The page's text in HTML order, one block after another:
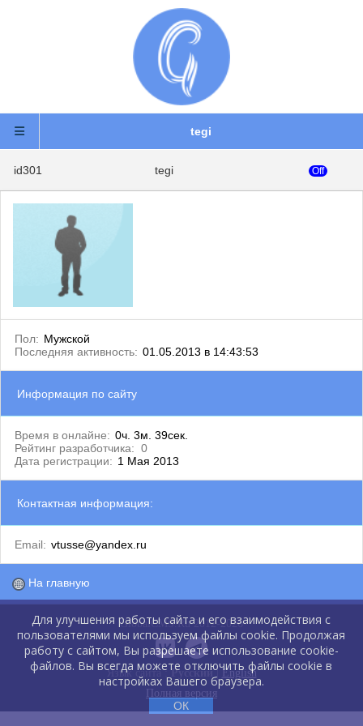
tegi
id301 tegi Off
Пол: Мужской
Последняя активность: 01.05.2013 в 14:43:53
Информация по сайту
Время в онлайне: 0ч. 3м. 39сек.
Рейтинг разработчика: 0
Дата регистрации: 1 Мая 2013
Контактная информация:
Email: vtusse@yandex.ru
На главную
GlobalCMS.Ru 2012-2026
Язык сайта :Русский| English
Полная версия
Для улучшения работы сайта и его взаимодействия с
пользователями мы используем файлы cookie. Продолжая
работу с сайтом, Вы разрешаете использование cookie-
файлов. Вы всегда можете отключить файлы cookie в
настройках Вашего браузера.
ОК